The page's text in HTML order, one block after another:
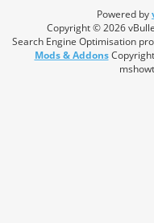
Powered by
Copyright © 2026
Search Engine Optimisation
Mods & Addons